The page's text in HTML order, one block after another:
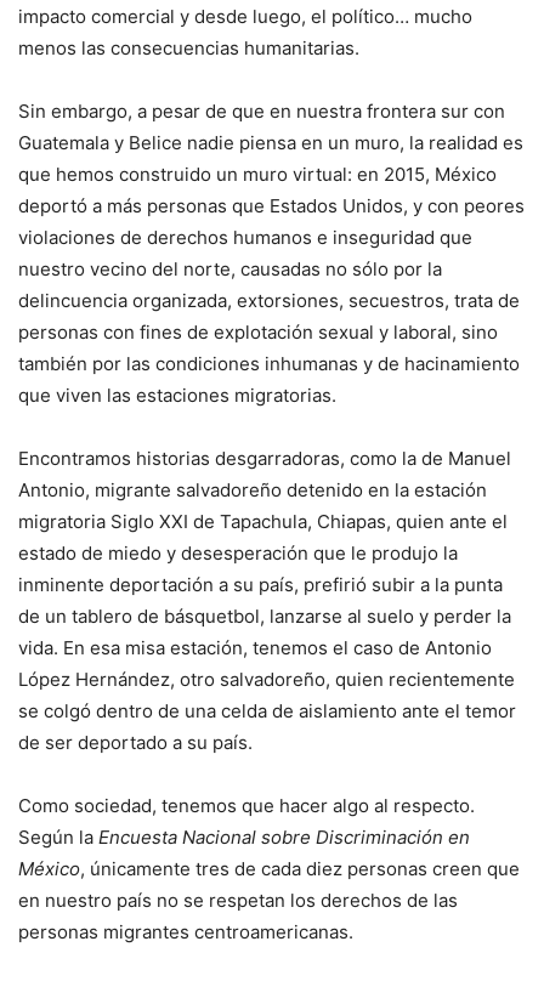
impacto comercial y desde luego, el político… mucho
menos las consecuencias humanitarias.
Sin embargo, a pesar de que en nuestra frontera sur con
Guatemala y Belice nadie piensa en un muro, la realidad es
que hemos construido un muro virtual: en 2015, México
deportó a más personas que Estados Unidos, y con peores
violaciones de derechos humanos e inseguridad que
nuestro vecino del norte, causadas no sólo por la
delincuencia organizada, extorsiones, secuestros, trata de
personas con fines de explotación sexual y laboral, sino
también por las condiciones inhumanas y de hacinamiento
que viven las estaciones migratorias.
Encontramos historias desgarradoras, como la de Manuel
Antonio, migrante salvadoreño detenido en la estación
migratoria Siglo XXI de Tapachula, Chiapas, quien ante el
estado de miedo y desesperación que le produjo la
inminente deportación a su país, prefirió subir a la punta
de un tablero de básquetbol, lanzarse al suelo y perder la
vida. En esa misa estación, tenemos el caso de Antonio
López Hernández, otro salvadoreño, quien recientemente
se colgó dentro de una celda de aislamiento ante el temor
de ser deportado a su país.
Como sociedad, tenemos que hacer algo al respecto.
Según la Encuesta Nacional sobre Discriminación en
México, únicamente tres de cada diez personas creen que
en nuestro país no se respetan los derechos de las
personas migrantes centroamericanas.